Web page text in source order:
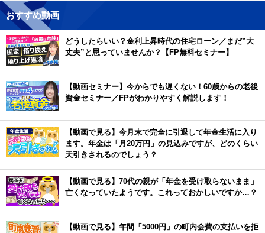
おすすめ動画
どうしたらいい？金利上昇時代の住宅ローン／まだ”大
丈夫”と思っていませんか？【FP無料セミナー】
【動画セミナー】今からでも遅くない！60歳からの老後
資金セミナー／FPがわかりやすく解説します！
【動画で見る】今月末で完全に引退して年金生活に入り
ます。年金は「月20万円」の見込みですが、どのくらい
天引きされるのでしょう？
【動画で見る】70代の親が「年金を受け取らないまま」
亡くなっていたようです。これっておかしいですか…？
【動画で見る】年間「5000円」の町内会費の支払いを拒